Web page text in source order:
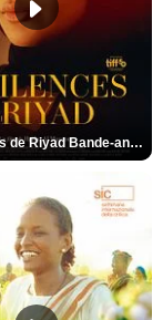
Les Silences de Riyad Bande-annonce VO STFR